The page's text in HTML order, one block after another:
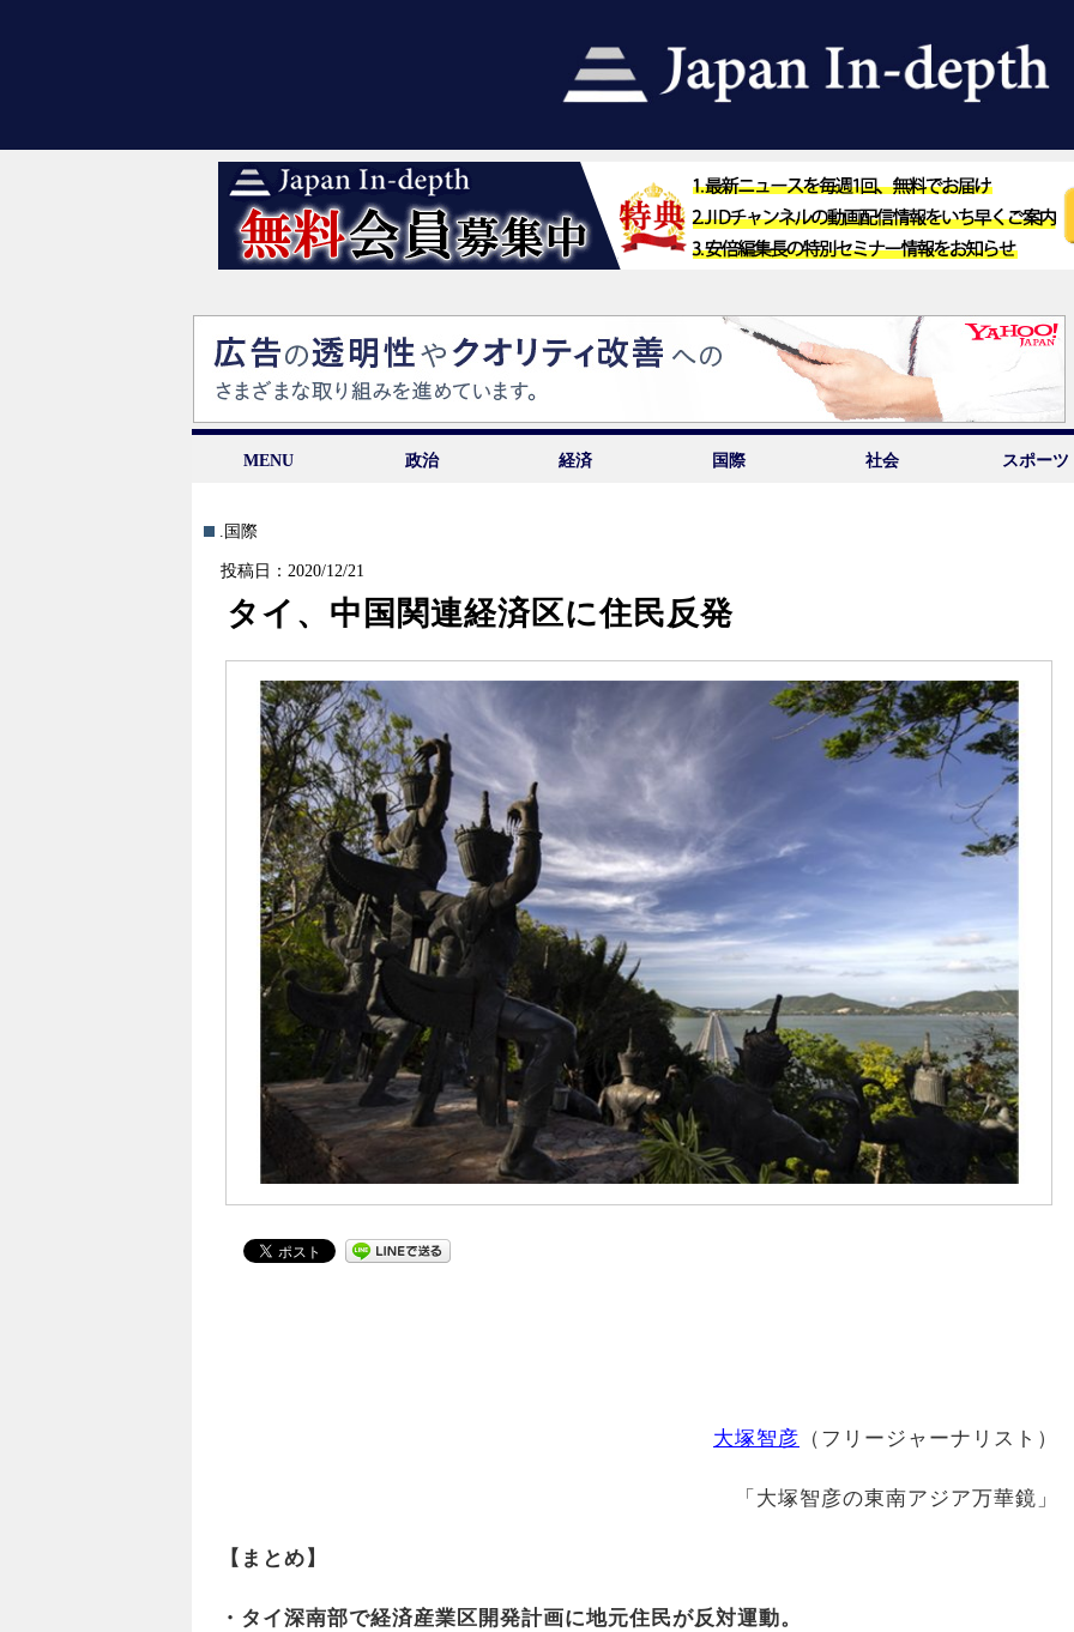
MENU 政治 経済 国際 社会 スポーツ
.国際
投稿日：2020/12/21
タイ、中国関連経済区に住民反発
大塚智彦 （フリージャーナリスト）
「大塚智彦の東南アジア万華鏡」
【まとめ】
・タイ深南部で経済産業区開発計画に地元住民が反対運動。